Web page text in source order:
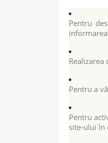
Pentru
Pentru a
Pentru
site-ului în